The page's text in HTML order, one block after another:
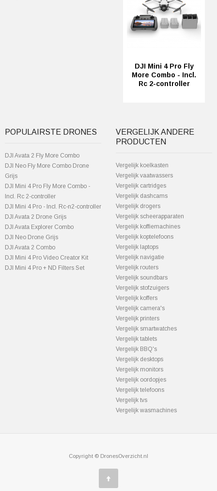
DJI Mini 4 Pro Fly
More Combo - Incl.
Rc 2-controller
POPULAIRSTE DRONES
DJI Avata 2 Fly More Combo
DJI Neo Fly More Combo Drone
Grijs
DJI Mini 4 Pro Fly More Combo -
Incl. Rc 2-controller
DJI Mini 4 Pro - Incl. Rc-n2-controller
DJI Avata 2 Drone Grijs
DJI Avata Explorer Combo
DJI Neo Drone Grijs
DJI Avata 2 Combo
DJI Mini 4 Pro Video Creator Kit
DJI Mini 4 Pro + ND Filters Set
VERGELIJK ANDERE
PRODUCTEN
Vergelijk koelkasten
Vergelijk vaatwassers
Vergelijk cartridges
Vergelijk dashcams
Vergelijk drogers
Vergelijk scheerapparaten
Vergelijk koffiemachines
Vergelijk koptelefoons
Vergelijk laptops
Vergelijk navigatie
Vergelijk routers
Vergelijk soundbars
Vergelijk stofzuigers
Vergelijk koffers
Vergelijk camera's
Vergelijk printers
Vergelijk smartwatches
Vergelijk tablets
Vergelijk BBQ's
Vergelijk desktops
Vergelijk monitors
Vergelijk oordopjes
Vergelijk telefoons
Vergelijk tvs
Vergelijk wasmachines
Copyright © DronesOverzicht.nl